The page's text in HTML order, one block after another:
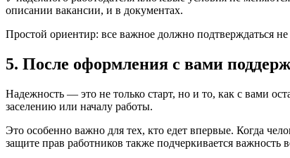
описании вакансии, и в документах.
Простой ориентир: все важное должно подтверждаться
5. После оформления с вами
Надежность — это не только старт, но и то, как с вами
заселению или началу работы.
Это особенно важно для тех, кто едет впервые. Когда
защите прав работников также подчеркивается